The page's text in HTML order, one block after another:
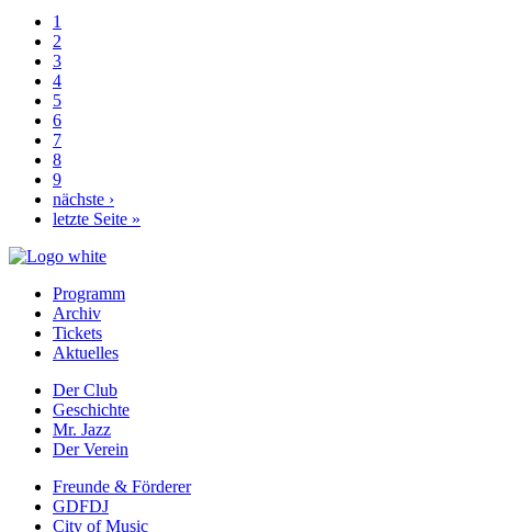
Seitennummerierung
Aktuelle
Seite
1
Page
2
Page
3
Page
4
Page
5
Page
6
Page
7
Page
8
Page
9
Nächste
Seite
nächste ›
Letzte
letzte Seite »
Prefooter
Programm
Archiv
Tickets
Aktuelles
Prefooter
Der Club
Geschichte
Mr. Jazz
Der Verein
Prefooter
Freunde & Förderer
GDFDJ
City of Music